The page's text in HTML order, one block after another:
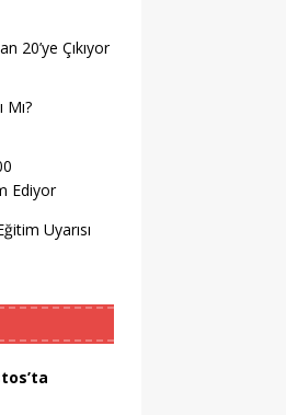
20’ye Çıkıyor
Ediyor
Uyarısı